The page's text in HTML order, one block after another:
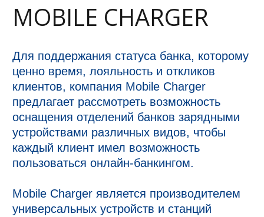
MOBILE CHARGER
Для поддержания статуса банка, которому
ценно время, лояльность и откликов
клиентов, компания Mobile Charger
предлагает рассмотреть возможность
оснащения отделений банков зарядными
устройствами различных видов, чтобы
каждый клиент имел возможность
пользоваться онлайн-банкингом.
Mobile Charger является производителем
универсальных устройств и станций